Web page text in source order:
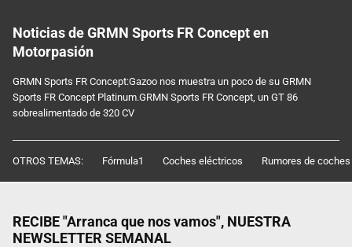
Noticias de GRMN Sports FR Concept en
Motorpasión
GRMN Sports FR Concept:Gazoo nos muestra un poco de su GRMN
Sports FR Concept Platinum.GRMN Sports FR Concept, un GT 86
sobrealimentado de 320 CV
OTROS TEMAS: Fórmula1 Coches eléctricos Rumores de coches
RECIBE "Arranca que nos vamos", NUESTRA
NEWSLETTER SEMANAL